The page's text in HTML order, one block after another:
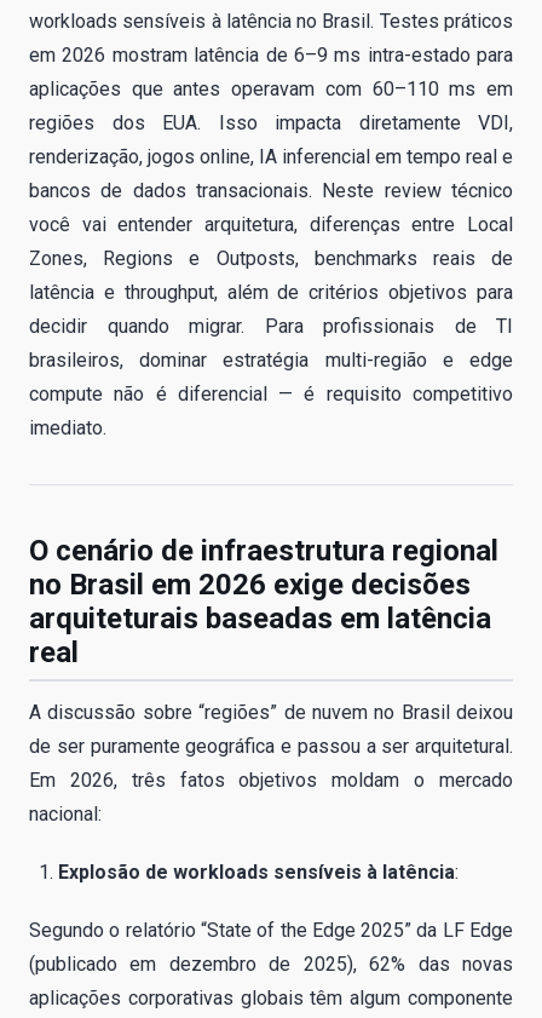
workloads sensíveis à latência no Brasil. Testes práticos
em 2026 mostram latência de 6–9 ms intra-estado para
aplicações que antes operavam com 60–110 ms em
regiões dos EUA. Isso impacta diretamente VDI,
renderização, jogos online, IA inferencial em tempo real e
bancos de dados transacionais. Neste review técnico
você vai entender arquitetura, diferenças entre Local
Zones, Regions e Outposts, benchmarks reais de
latência e throughput, além de critérios objetivos para
decidir quando migrar. Para profissionais de TI
brasileiros, dominar estratégia multi-região e edge
compute não é diferencial — é requisito competitivo
imediato.
O cenário de infraestrutura regional
no Brasil em 2026 exige decisões
arquiteturais baseadas em latência
real
A discussão sobre “regiões” de nuvem no Brasil deixou
de ser puramente geográfica e passou a ser arquitetural.
Em 2026, três fatos objetivos moldam o mercado
nacional:
Explosão de workloads sensíveis à latência:
Segundo o relatório “State of the Edge 2025” da LF Edge
(publicado em dezembro de 2025), 62% das novas
aplicações corporativas globais têm algum componente